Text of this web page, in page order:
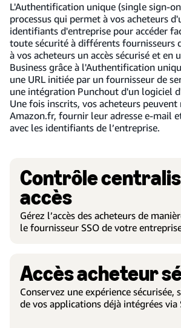
L'Authentification unique (single sign-
processus qui permet à vos acheteurs
identifiants d'entreprise pour accéder
toute sécurité à différents fournisseurs
à vos acheteurs un accès sécurisé et en
Business grâce à l'Authentification
une URL initiée par un fournisseur de
une intégration Punchout d'un logiciel
Une fois inscrits, vos acheteurs peuvent
Amazon.fr, fournir leur adresse e-mail
avec les identifiants de l’entreprise.
Contrôle
accès
Gérez l’accès des acheteurs de
le fournisseur SSO de votre
Accès acheteur
Conservez une expérience sécurisée,
de vos applications déjà intégrées via